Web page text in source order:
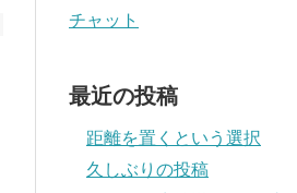
チャット
最近の投稿
距離を置くという選択
久しぶりの投稿